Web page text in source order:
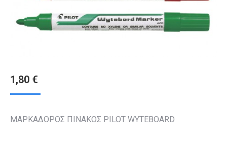
1,80 €
ΜΑΡΚΑΔΟΡΟΣ ΠΙΝΑΚΟΣ PILOT WYTEBOARD